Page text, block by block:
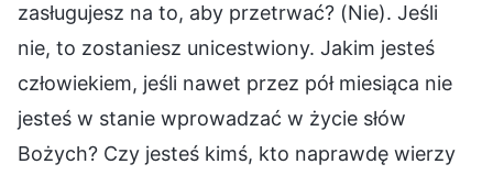
zasługujesz na to, aby przetrwać? (Nie). Jeśli
nie, to zostaniesz unicestwiony. Jakim jesteś
człowiekiem, jeśli nawet przez pół miesiąca nie
jesteś w stanie wprowadzać w życie słów
Bożych? Czy jesteś kimś, kto naprawdę wierzy